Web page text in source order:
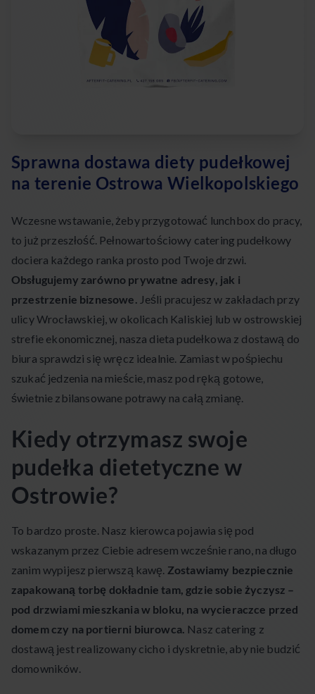
Sprawna dostawa diety pudełkowej
na terenie Ostrowa Wielkopolskiego
Wczesne wstawanie, żeby przygotować lunchbox do pracy,
to już przeszłość. Pełnowartościowy catering pudełkowy
dociera każdego ranka prosto pod Twoje drzwi.
Obsługujemy zarówno prywatne adresy, jak i
przestrzenie biznesowe.
Jeśli pracujesz w zakładach przy
ulicy Wrocławskiej, w okolicach Kaliskiej lub w ostrowskiej
strefie ekonomicznej, nasza dieta pudełkowa z dostawą do
biura sprawdzi się wręcz idealnie. Zamiast w pośpiechu
szukać jedzenia na mieście, masz pod ręką gotowe,
świetnie zbilansowane potrawy na całą zmianę.
Kiedy otrzymasz swoje
pudełka dietetyczne w
Ostrowie?
To bardzo proste. Nasz kierowca pojawia się pod
wskazanym przez Ciebie adresem wcześnie rano, na długo
zanim wypijesz pierwszą kawę. Zostawiamy bezpiecznie
zapakowaną torbę dokładnie tam, gdzie sobie życzysz –
pod drzwiami mieszkania w bloku, na wycieraczce przed
domem czy na portierni biurowca. Nasz catering z
dostawą jest realizowany cicho i dyskretnie, aby nie budzić
domowników.